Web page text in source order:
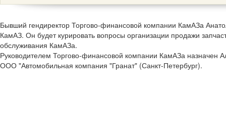
Бывший гендиректор Торгово-финансовой компании КамАЗа
КамАЗ. Он будет курировать вопросы организации продажи
обслуживания КамАЗа.
Руководителем Торгово-финансовой компании КамАЗа назначен
ООО "Автомобильная компания "Гранат" (Санкт-Петербург).